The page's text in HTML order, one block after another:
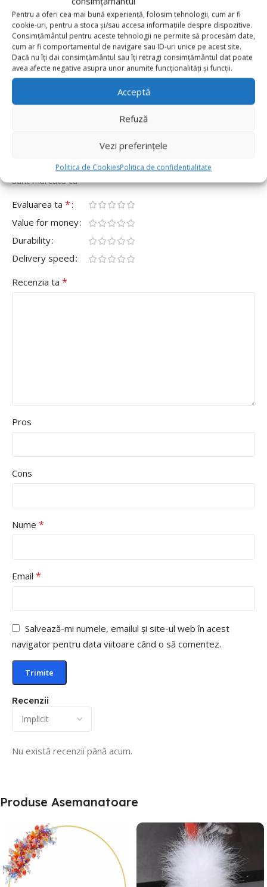
Pentru a oferi cea mai bună experiență, folosim tehnologii, cum ar fi
cookie-uri, pentru a stoca și/sau accesa informațiile despre dispozitive.
Consimțământul pentru aceste tehnologii ne permite să procesăm date,
cum ar fi comportamentul de navigare sau ID-uri unice pe acest site.
Dacă nu îți dai consimțământul sau îți retragi consimțământul dat poate
avea afecte negative asupra unor anumite funcționalități și funcții.
Acceptă
Refuză
Vezi preferințele
Politica de CookiesPolitica de confidentialitate
0 reviews
0
0
0
Recenzii
Nu există recenzii până acum.
Inima 46cm, Albastru Inchis”
Adresa ta de email nu va fi publicată. Câmpurile obligatorii
sunt marcate cu*
Evaluarea ta *
Value for money
Durability
Delivery speed
Recenzia ta *
Pros
Cons
Nume *
Email *
Salvează-mi numele, emailul și site-ul web în acest
navigator pentru data viitoare când o să comentez.
Produse Asemanatoare